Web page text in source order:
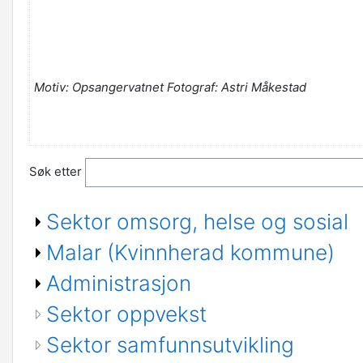
Motiv: Opsangervatnet Fotograf: Astri Måkestad
Søk etter
Sektor omsorg, helse og sosial
Malar (Kvinnherad kommune)
Administrasjon
Sektor oppvekst
Sektor samfunnsutvikling